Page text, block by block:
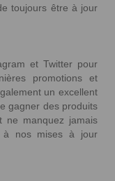
toujours être à jour
et Twitter pour
promotions et
un excellent
gagner des produits
ne manquez jamais
à nos mises à jour